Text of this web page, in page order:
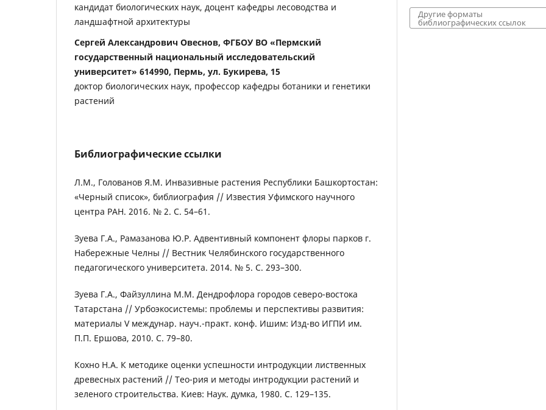
кандидат биологических наук, доцент кафедры лесоводства и
ландшафтной архитектуры
Сергей Александрович Овеснов, ФГБОУ ВО «Пермский
государственный национальный исследовательский
университет» 614990, Пермь, ул. Букирева, 15
доктор биологических наук, профессор кафедры ботаники и генетики
растений
Библиографические ссылки
Л.М., Голованов Я.М. Инвазивные растения Республики Башкортостан:
«Черный список», библиография // Известия Уфимского научного
центра РАН. 2016. № 2. С. 54–61.
Зуева Г.А., Рамазанова Ю.Р. Адвентивный компонент флоры парков г.
Набережные Челны // Вестник Челябинского государственного
педагогического университета. 2014. № 5. С. 293–300.
Зуева Г.А., Файзуллина М.М. Дендрофлора городов северо-востока
Татарстана // Урбоэкосистемы: проблемы и перспективы развития:
материалы V междунар. науч.-практ. конф. Ишим: Изд-во ИГПИ им.
П.П. Ершова, 2010. С. 79–80.
Кохно Н.А. К методике оценки успешности интродукции лиственных
древесных растений // Тео-рия и методы интродукции растений и
зеленого строительства. Киев: Наук. думка, 1980. С. 129–135.
Другие форматы
библиографических ссылок